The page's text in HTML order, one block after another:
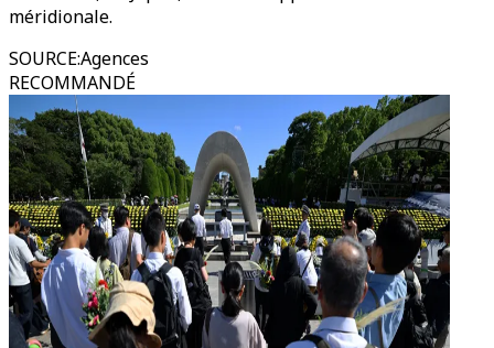
méridionale.
SOURCE:Agences
RECOMMANDÉ